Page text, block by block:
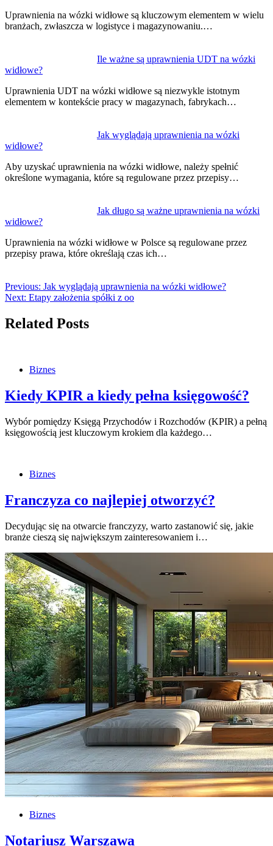
Uprawnienia na wózki widłowe są kluczowym elementem w wielu
branżach, zwłaszcza w logistyce i magazynowaniu.…
Ile ważne są uprawnienia UDT na wózki
widłowe?
Uprawnienia UDT na wózki widłowe są niezwykle istotnym
elementem w kontekście pracy w magazynach, fabrykach…
Jak wyglądają uprawnienia na wózki
widłowe?
Aby uzyskać uprawnienia na wózki widłowe, należy spełnić
określone wymagania, które są regulowane przez przepisy…
Jak długo są ważne uprawnienia na wózki
widłowe?
Uprawnienia na wózki widłowe w Polsce są regulowane przez
przepisy prawa, które określają czas ich…
Previous: Jak wyglądają uprawnienia na wózki widłowe?
Next: Etapy założenia spółki z oo
Related Posts
Biznes
Kiedy KPIR a kiedy pełna księgowość?
Wybór pomiędzy Księgą Przychodów i Rozchodów (KPIR) a pełną
księgowością jest kluczowym krokiem dla każdego…
Biznes
Franczyza co najlepiej otworzyć?
Decydując się na otwarcie franczyzy, warto zastanowić się, jakie
branże cieszą się największym zainteresowaniem i…
Biznes
Notariusz Warszawa